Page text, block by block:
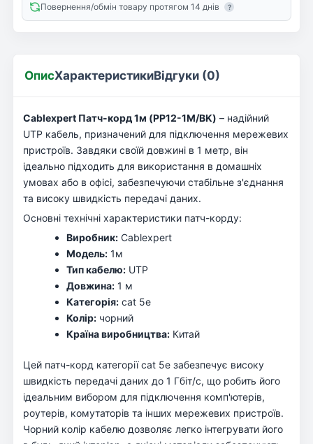
Повернення/обмін товару протягом 14 днів
?
ОписХарактеристикиВідгуки (0)
Cablexpert Патч-корд 1м (PP12-1M/BK) – надійний
UTP кабель, призначений для підключення мережевих
пристроїв. Завдяки своїй довжині в 1 метр, він
ідеально підходить для використання в домашніх
умовах або в офісі, забезпечуючи стабільне з'єднання
та високу швидкість передачі даних.
Основні технічні характеристики патч-корду:
Виробник: Cablexpert
Модель: 1м
Тип кабелю: UTP
Довжина: 1 м
Категорія: cat 5e
Колір: чорний
Країна виробництва: Китай
Цей патч-корд категорії cat 5e забезпечує високу
швидкість передачі даних до 1 Гбіт/с, що робить його
ідеальним вибором для підключення комп'ютерів,
роутерів, комутаторів та інших мережевих пристроїв.
Чорний колір кабелю дозволяє легко інтегрувати його